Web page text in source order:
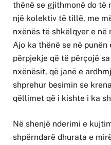
thënë se gjithmonë do të
një kolektiv të tillë, me
nxënës të shkëlqyer e në
Ajo ka thënë se në
përpjekje që të përçojë
nxënësit, që janë e
shprehur besimin se
qëllimet që i kishte i ka
Në shenjë nderimi e
shpërndarë dhurata e